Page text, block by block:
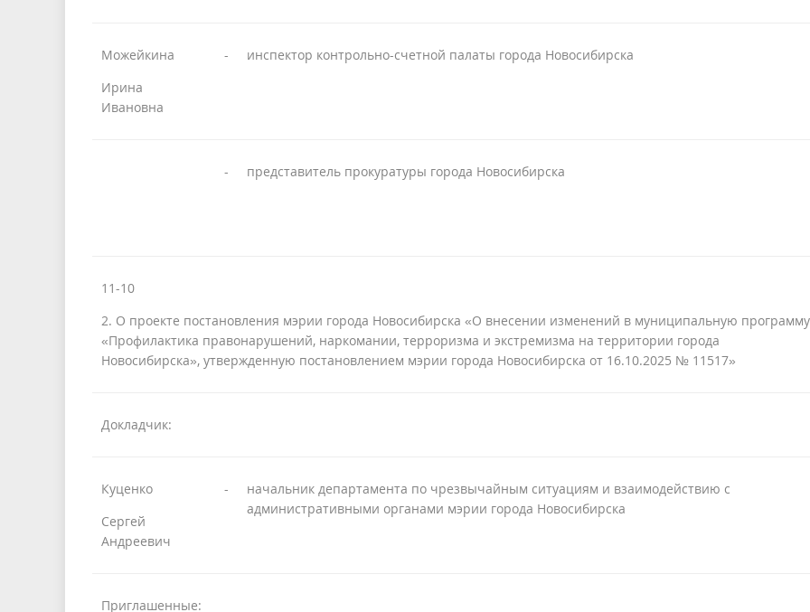
Можейкина
Ирина
Ивановна
- инспектор контрольно-счетной палаты города Новосибирска
- представитель прокуратуры города Новосибирска
11-10
2. О проекте постановления мэрии города Новосибирска «О внесении изменений в муниципальную программу
«Профилактика правонарушений, наркомании, терроризма и экстремизма на территории города
Новосибирска», утвержденную постановлением мэрии города Новосибирска от 16.10.2025 № 11517»
Докладчик:
Куценко
Сергей
Андреевич
-
начальник департамента по чрезвычайным ситуациям и взаимодействию с
административными органами мэрии города Новосибирска
Приглашенные: